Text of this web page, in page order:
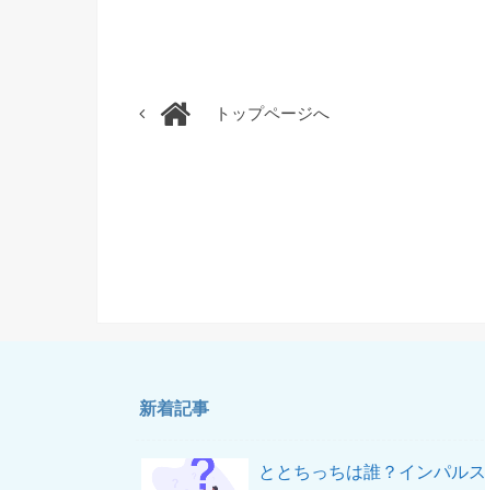
トップページへ
新着記事
ととちっちは誰？インパルス